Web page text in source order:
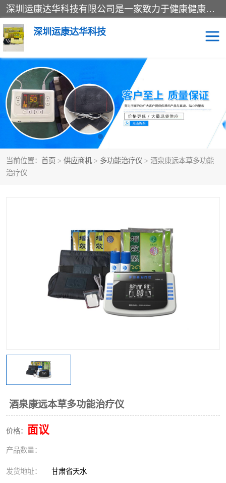
深圳运康达华科技有限公司是一家致力于健康健康产业的现代化企业，已经走过了15个春秋，开创了中医外用发展的新未来，是专业从事中医医疗仪器的研发、生产、销售、服务为一体的子公司，在医疗器械的设计、开发和生产方面率先引进国际先进技术和好的科技人员，先后开发出了场效应治疗仪、多功能治疗仪、颈椎治疗仪、腰椎治疗仪、增效垫等多个系列。
深圳运康达华科技
当前位置： 首页 > 供应商机 > 多功能治疗仪 > 酒泉康远本草多功能
治疗仪
酒泉康远本草多功能治疗仪
价格： 面议
产品数量：
发货地址： 甘肃省天水
多功能治疗仪 中药提速
中低频治疗仪 脉冲治疗仪
**腺治疗仪